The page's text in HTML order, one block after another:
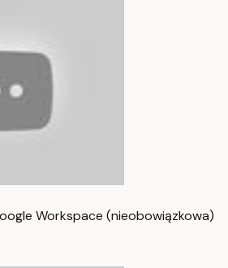
Workspace (nieobowiązkowa)